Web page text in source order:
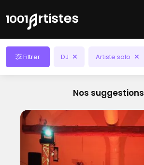
Filtrer DJ Artiste solo
Nos suggestions